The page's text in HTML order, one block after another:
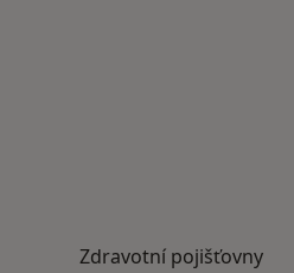
Zdravotní pojišťovny